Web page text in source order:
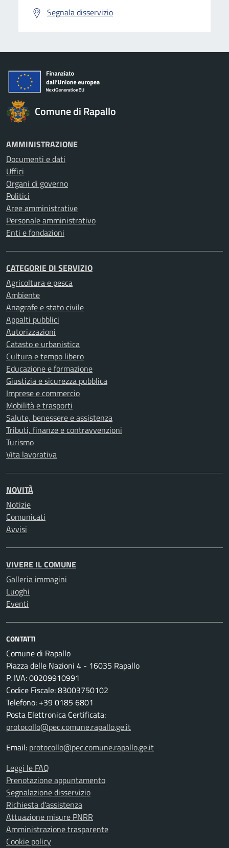
Segnala disservizio
Comune di Rapallo
AMMINISTRAZIONE
Documenti e dati
Uffici
Organi di governo
Politici
Aree amministrative
Personale amministrativo
Enti e fondazioni
CATEGORIE DI SERVIZIO
Agricoltura e pesca
Ambiente
Anagrafe e stato civile
Appalti pubblici
Autorizzazioni
Catasto e urbanistica
Cultura e tempo libero
Educazione e formazione
Giustizia e sicurezza pubblica
Imprese e commercio
Mobilità e trasporti
Salute, benessere e assistenza
Tributi, finanze e contravvenzioni
Turismo
Vita lavorativa
NOVITÀ
Notizie
Comunicati
Avvisi
VIVERE IL COMUNE
Galleria immagini
Luoghi
Eventi
CONTATTI
Comune di Rapallo
Piazza delle Nazioni 4 - 16035 Rapallo
P. IVA: 00209910991
Codice Fiscale: 83003750102
Telefono: +39 0185 6801
Posta Elettronica Certificata:
protocollo@pec.comune.rapallo.ge.it
Email: protocollo@pec.comune.rapallo.ge.it
Leggi le FAQ
Prenotazione appuntamento
Segnalazione disservizio
Richiesta d'assistenza
Attuazione misure PNRR
Amministrazione trasparente
Cookie policy